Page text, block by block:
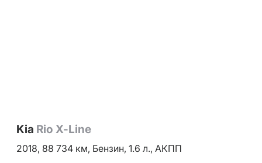
Kia Rio X-Line
2018, 88 734 км, Бензин, 1.6 л., АКПП